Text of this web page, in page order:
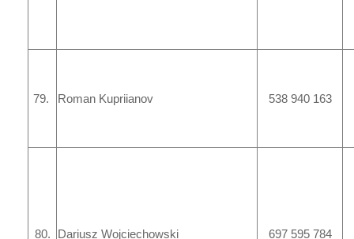
79. Roman Kupriianov 538 940 163
80. Dariusz Wojciechowski 697 595 784